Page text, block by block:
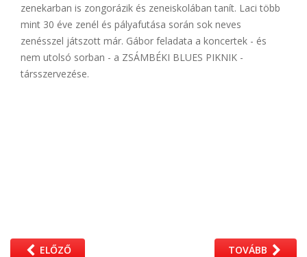
zenekarban is zongorázik és zeneiskolában tanít. Laci több
mint 30 éve zenél és pályafutása során sok neves
zenésszel játszott már. Gábor feladata a koncertek - és
nem utolsó sorban - a ZSÁMBÉKI BLUES PIKNIK -
társszervezése.
ELŐZŐ TOVÁBB